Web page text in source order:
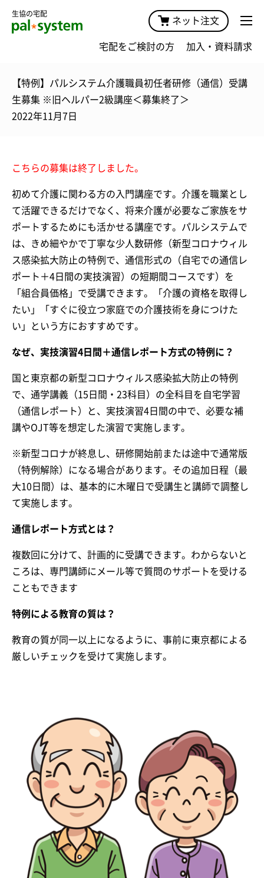
生協の宅配
ネット注文
宅配をご検討の方 加入・資料請求
【特例】パルシステム介護職員初任者研修（通信）受講
生募集 ※旧ヘルパー2級講座＜募集終了＞
2022年11月7日
こちらの募集は終了しました。
初めて介護に関わる方の入門講座です。介護を職業とし
て活躍できるだけでなく、将来介護が必要なご家族をサ
ポートするためにも活かせる講座です。パルシステムで
は、きめ細やかで丁寧な少人数研修（新型コロナウィル
ス感染拡大防止の特例で、通信形式の（自宅での通信レ
ポート＋4日間の実技演習）の短期間コースです）を
「組合員価格」で受講できます。「介護の資格を取得し
たい」「すぐに役立つ家庭での介護技術を身につけた
い」という方におすすめです。
なぜ、実技演習4日間＋通信レポート方式の特例に？
国と東京都の新型コロナウィルス感染拡大防止の特例
で、通学講義（15日間・23科目）の全科目を自宅学習
（通信レポート）と、実技演習4日間の中で、必要な補
講やOJT等を想定した演習で実施します。
※新型コロナが終息し、研修開始前または途中で通常版
（特例解除）になる場合があります。その追加日程（最
大10日間）は、基本的に木曜日で受講生と講師で調整し
て実施します。
通信レポート方式とは？
複数回に分けて、計画的に受講できます。わからないと
ころは、専門講師にメール等で質問のサポートを受ける
こともできます
特例による教育の質は？
教育の質が同一以上になるように、事前に東京都による
厳しいチェックを受けて実施します。